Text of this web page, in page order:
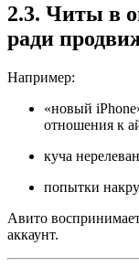
2.3. Читы в
ради
Например:
«новый
отношения к
куча
попытки
Авито
аккаунт.